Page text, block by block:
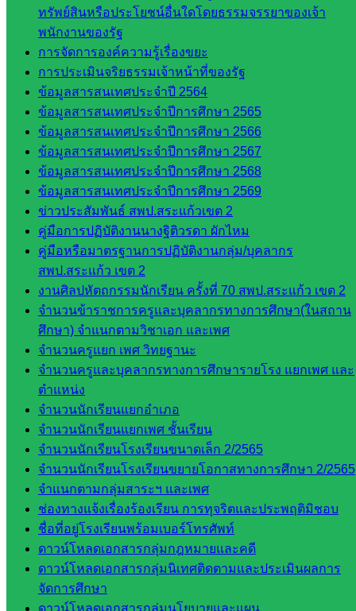
ทรัพย์สินหรือประโยชน์อื่นใดโดยธรรมจรรยาของเจ้า
พนักงานของรัฐ
การจัดการองค์ความรู้เรื่องขยะ
การประเมินจริยธรรมเจ้าหน้าที่ของรัฐ
ข้อมูลสารสนเทศประจำปี 2564
ข้อมูลสารสนเทศประจำปีการศึกษา 2565
ข้อมูลสารสนเทศประจำปีการศึกษา 2566
ข้อมูลสารสนเทศประจำปีการศึกษา 2567
ข้อมูลสารสนเทศประจำปีการศึกษา 2568
ข้อมูลสารสนเทศประจำปีการศึกษา 2569
ข่าวประสัมพันธ์ สพป.สระแก้วเขต 2
คู่มือการปฏิบัติงานนางฐิติวรดา ผักไหม
คู่มือหรือมาตรฐานการปฏิบัติงานกลุ่ม/บุคลากร
สพป.สระแก้ว เขต 2
งานศิลปหัตถกรรมนักเรียน ครั้งที่ 70 สพป.สระแก้ว เขต 2
จำนวนข้าราชการครูและบุคลากรทางการศึกษา(ในสถาน
ศึกษา) จำแนกตามวิชาเอก และเพศ
จำนวนครูแยก เพศ วิทยฐานะ
จำนวนครูและบุคลากรทางการศึกษารายโรง แยกเพศ และ
ตำแหน่ง
จำนวนนักเรียนแยกอำเภอ
จำนวนนักเรียนแยกเพศ ชั้นเรียน
จำนวนนักเรียนโรงเรียนขนาดเล็ก 2/2565
จำนวนนักเรียนโรงเรียนขยายโอกาสทางการศึกษา 2/2565
จำแนกตามกลุ่มสาระฯ และเพศ
ช่องทางแจ้งเรื่องร้องเรียน การทุจริตและประพฤติมิชอบ
ชื่อที่อยู่โรงเรียนพร้อมเบอร์โทรศัพท์
ดาวน์โหลดเอกสารกลุ่มกฎหมายและคดี
ดาวน์โหลดเอกสารกลุ่มนิเทศติดตามและประเมินผลการ
จัดการศึกษา
ดาวน์โหลดเอกสารกลุ่มนโยบายและแผน
เว็บไซต์
คณะ
กรรมการ
ก.ต.ป.น.
เว็บไซต์
อ.ค.ก.ศ.เขต
พื้นที่การ
ศึกษา
ดาวน์โหลด
เอกสาร
กลุ่
มอำนวย
การ
บริหาร
งานงาน
เงินและ
สินทรัพย์
กลุ่มน
โยบาย
และแผน
เสริมการ
จัดการ
ศึกษา
กลุ่ม
บริหาร